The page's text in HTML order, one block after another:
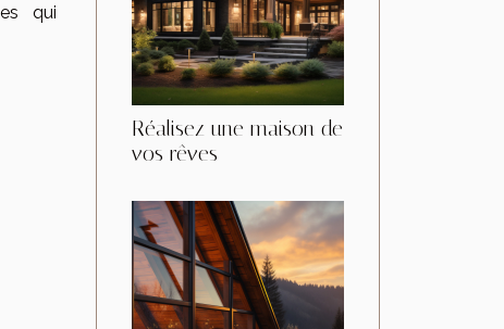
qui
Réalisez une maison de
vos rêves